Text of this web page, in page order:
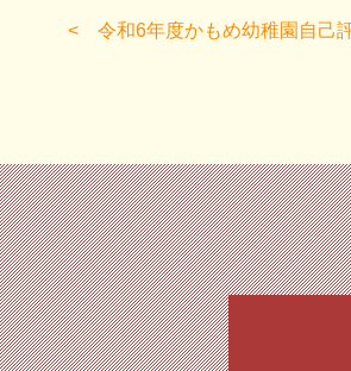
令和6年度かもめ幼稚園自己